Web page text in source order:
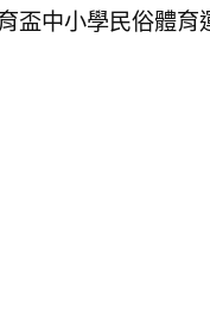
中小學民俗體育